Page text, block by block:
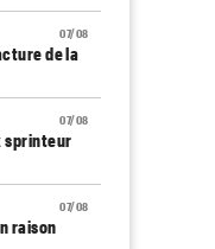
07/08
de la
07/08
sprinteur
07/08
raison